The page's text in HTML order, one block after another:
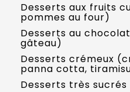
Desserts aux fruits
pommes au four)
Desserts au
gâteau)
Desserts crémeux
panna cotta,
Desserts très sucrés